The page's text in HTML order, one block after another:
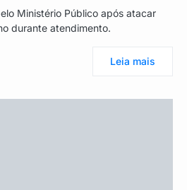
Ministério Público após atacar
durante atendimento.
Leia mais